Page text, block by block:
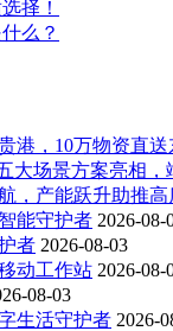
择！
么？
港，10万物资直
大场景方案亮相
，产能跃升助推高
能守护者 2026-08-
者 2026-08-03
动工作站 2026-08-
08-03
生活守护者 2026-